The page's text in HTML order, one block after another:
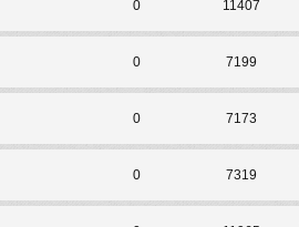
0 11407
0 7199
0 7173
0 7319